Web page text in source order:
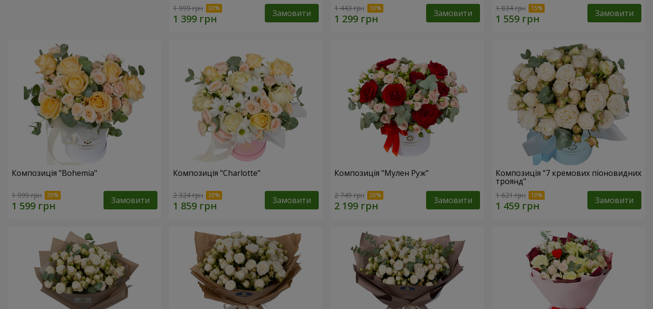
1 999 грн Замовити 1 443 грн Замовити 1 834 грн Замовити
Композиція "Bohemia"
1 999 грн Замовити
Композиція "Charlotte"
2 324 грн Замовити
Композиція "Мулен Руж"
2 749 грн Замовити
Композиція "7 кремових піоновидних
троянд"
1 621 грн Замовити